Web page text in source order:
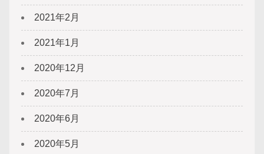
2021年2月
2021年1月
2020年12月
2020年7月
2020年6月
2020年5月